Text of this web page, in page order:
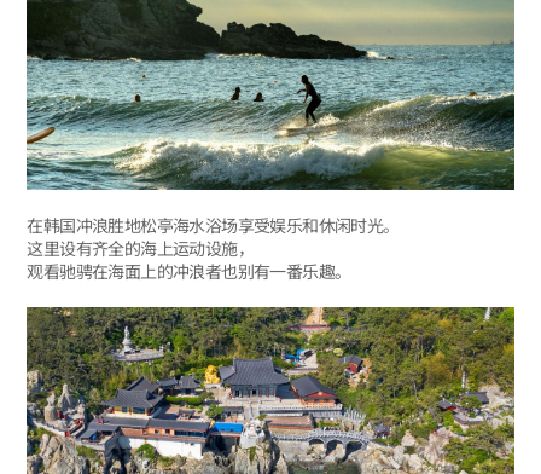
在韩国冲浪胜地松亭海水浴场享受娱乐和休闲时光。
这里设有齐全的海上运动设施，
观看驰骋在海面上的冲浪者也别有一番乐趣。